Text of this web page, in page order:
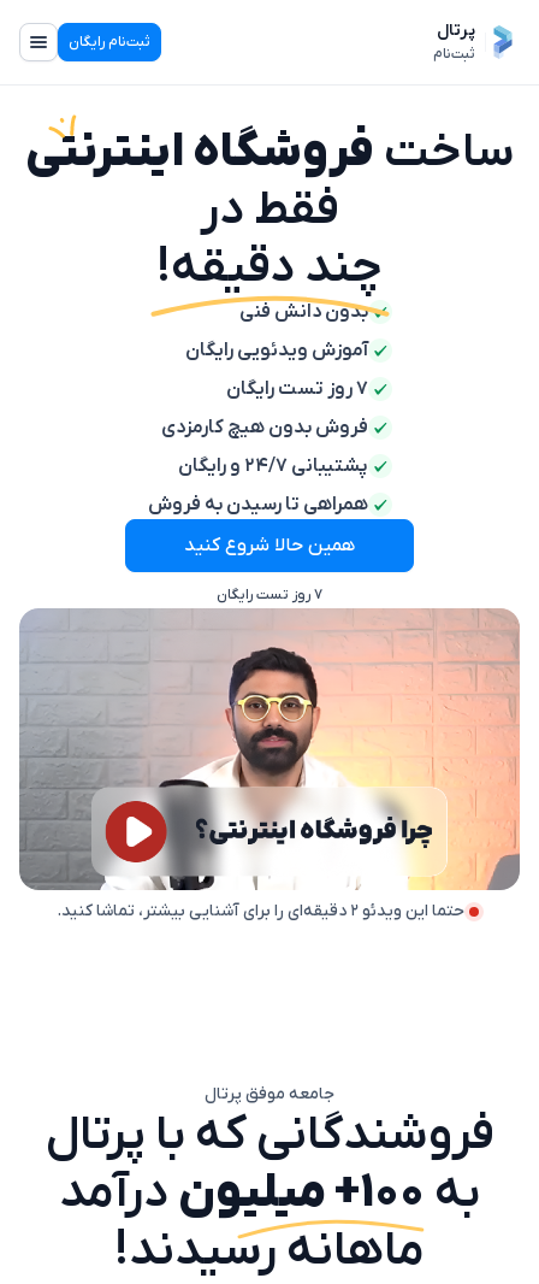
پرتال
ثبت‌نام
ثبت‌نام رایگان
ساخت فروشگاه اینترنتی
فقط در
چند دقیقه!
بدون دانش فنی
آموزش ویدئویی رایگان
۷ روز تست رایگان
فروش بدون هیچ کارمزدی
پشتیبانی ۲۴/۷ و رایگان
همراهی تا رسیدن به فروش
همین حالا شروع کنید
۷ روز تست رایگان
حتما این ویدئو ۲ دقیقه‌ای را برای آشنایی بیشتر، تماشا کنید.
جامعه موفق پرتال
فروشندگانی که با پرتال
به ۱۰۰+ میلیون
درآمد
ماهانه رسیدند!